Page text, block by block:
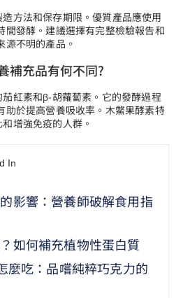
方法和保存期限。優質產品應使用
間發酵。建議選擇有完整檢驗報告和
源不明的產品。
補充品有何不同?
紅素和β-胡蘿蔔素。它的發酵過程
助於提高營養吸收率。木鱉果酵素特
增強免疫的人群。
In
影響：營養師破解食用指
如何補充植物性蛋白質
麼吃：品嚐純粹巧克力的